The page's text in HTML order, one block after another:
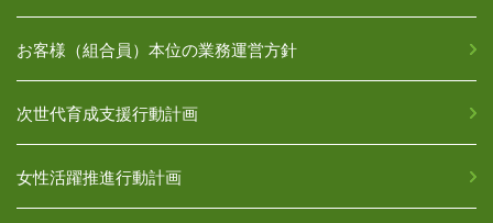
お客様（組合員）本位の業務運営方針
次世代育成支援行動計画
女性活躍推進行動計画